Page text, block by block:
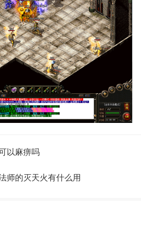
以麻痹吗
师的灭天火有什么用